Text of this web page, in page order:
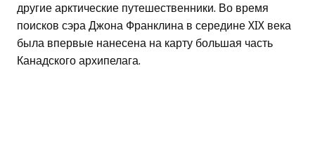
другие арктические путешественники. Во время
поисков сэра Джона Франклина в середине XIX века
была впервые нанесена на карту большая часть
Канадского архипелага.